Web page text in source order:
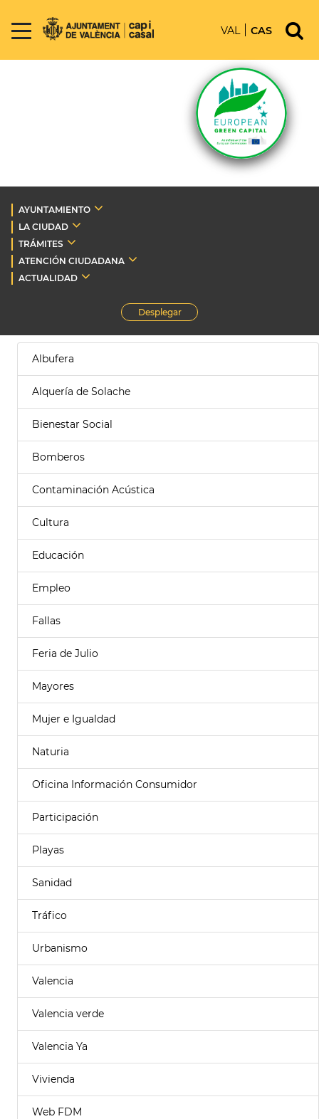
VAL CAS
AYUNTAMIENTO
LA CIUDAD
TRÁMITES
ATENCIÓN CIUDADANA
ACTUALIDAD
Desplegar
Albufera
Alquería de Solache
Bienestar Social
Bomberos
Contaminación Acústica
Cultura
Educación
Empleo
Fallas
Feria de Julio
Mayores
Mujer e Igualdad
Naturia
Oficina Información Consumidor
Participación
Playas
Sanidad
Tráfico
Urbanismo
Valencia
Valencia verde
Valencia Ya
Vivienda
Web FDM